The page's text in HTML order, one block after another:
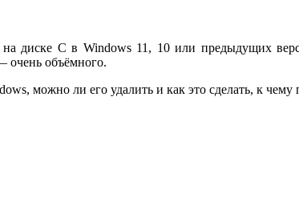
диске C в Windows 11, 10 или предыдущих
очень объёмного.
можно ли его удалить и как это сделать, к чему